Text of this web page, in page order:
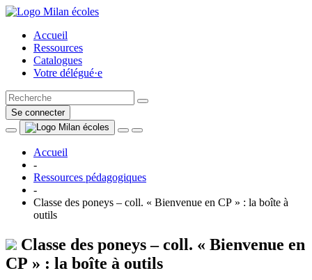
Accueil
Ressources
Catalogues
Votre délégué·e
Se connecter
Accueil
-
Ressources pédagogiques
-
Classe des poneys – coll. « Bienvenue en CP » : la boîte à
outils
Classe des poneys – coll. « Bienvenue en
CP » : la boîte à outils